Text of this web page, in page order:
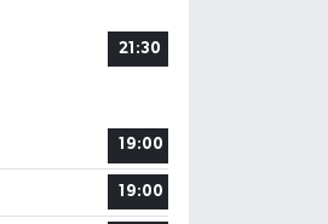
21:30
19:00
19:00